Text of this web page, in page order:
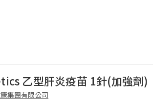
乙型肝炎疫苗 1針(加強劑)
集團有限公司